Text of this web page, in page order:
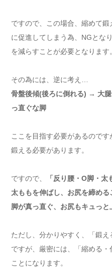
ですので、この場合、縮めて
に促進してしまう為、NGとな
を減らすことが必要となります。
その為には、逆に考え…
骨盤後傾(後ろに倒れる) → 大
っ直ぐな脚
ここを目指す必要があるのです
鍛える必要があります。
ですので、
「反り腰・O脚・太
太ももを伸ばし、お尻を締める
脚が真っ直ぐ、お尻もキュっと
ただし、分かりやすく、「鍛
ですが、厳密には、「縮める
ことになります。